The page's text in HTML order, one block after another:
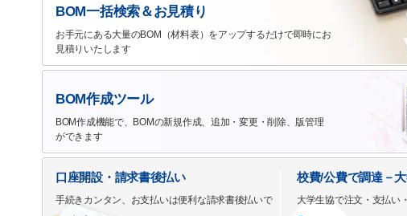
BOM一括検索＆お見積り
お手元にある大量のBOM（材料表）をアップするだけで即時にお
見積りいたします
BOM作成ツール
BOM作成機能で、BOMの新規作成、追加・変更・削除、版管理
ができます
口座開設・請求書後払い
手続きカンタン、お支払いは便利な請求書後払いで
校費/公費で調達－
大学生協で注文・支払い